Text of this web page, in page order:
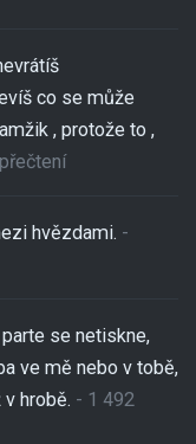
co se může
, protože to ,
hvězdami. -
se netiskne,
ve mě nebo v tobě,
hrobě. - 1 492